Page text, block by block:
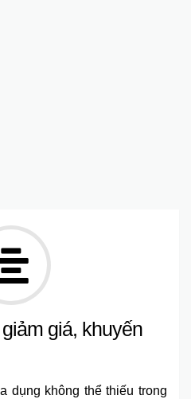
giá, khuyến
dụng không thể thiếu trong